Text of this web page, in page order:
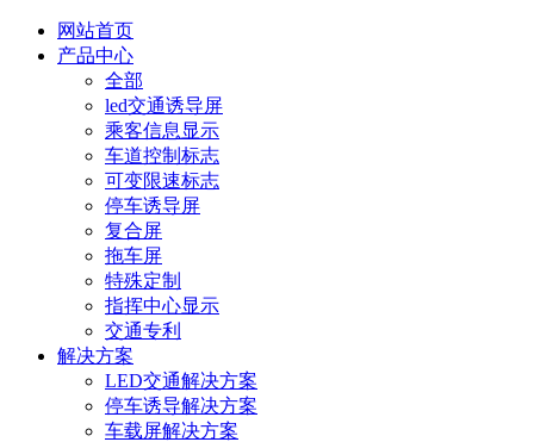
网站首页
产品中心
全部
led交通诱导屏
乘客信息显示
车道控制标志
可变限速标志
停车诱导屏
复合屏
拖车屏
特殊定制
指挥中心显示
交通专利
解决方案
LED交通解决方案
停车诱导解决方案
车载屏解决方案